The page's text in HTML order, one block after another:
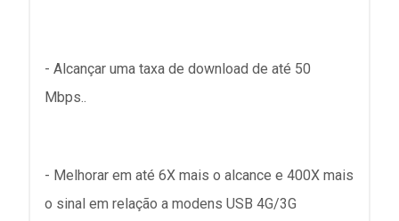
- Alcançar uma taxa de download de até 50
Mbps..
- Melhorar em até 6X mais o alcance e 400X mais
o sinal em relação a modens USB 4G/3G